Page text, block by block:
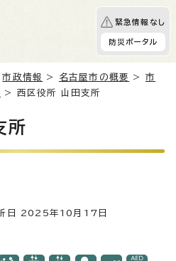
緊急情報なし
防災ポータル
市政情報 > 名古屋市の概要 > 市
> 西区役所 山田支所
所
2025年10月17日